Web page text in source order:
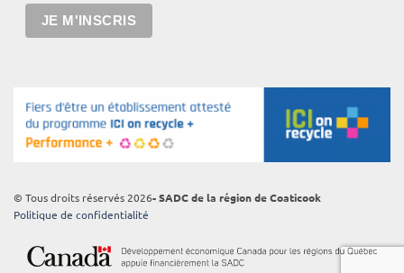
© Tous droits réservés 2026- SADC de la région de Coaticook
Politique de confidentialité